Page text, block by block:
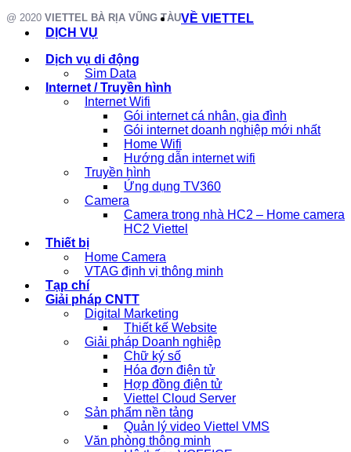
@ 2020 VIETTEL BÀ RỊA VŨNG TÀUVỀ VIETTEL
DỊCH VỤ
Dịch vụ di động
Sim Data
Internet / Truyền hình
Internet Wifi
Gói internet cá nhân, gia đình
Gói internet doanh nghiệp mới nhất
Home Wifi
Hướng dẫn internet wifi
Truyền hình
Ứng dụng TV360
Camera
Camera trong nhà HC2 – Home camera
HC2 Viettel
Thiết bị
Home Camera
VTAG định vị thông minh
Tạp chí
Giải pháp CNTT
Digital Marketing
Thiết kế Website
Giải pháp Doanh nghiệp
Chữ ký số
Hóa đơn điện tử
Hợp đồng điện tử
Viettel Cloud Server
Sản phẩm nền tảng
Quản lý video Viettel VMS
Văn phòng thông minh